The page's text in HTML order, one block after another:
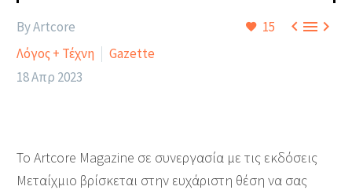
15 
By Artcore
Λόγος + Τέχνη
Gazette
18 Απρ 2023
To Artcore Magazine σε συνεργασία με τις εκδόσεις
Μεταίχμιο βρίσκεται στην ευχάριστη θέση να σας